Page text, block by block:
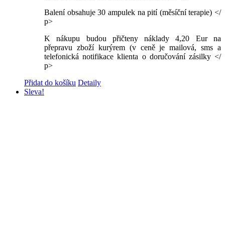
Balení obsahuje 30 ampulek na pití (měsíční terapie) </
p>
K nákupu budou přičteny náklady 4,20 Eur na
přepravu zboží kurýrem (v ceně je mailová, sms a
telefonická notifikace klienta o doručování zásilky </
p>
Přidat do košíku Detaily
Sleva!